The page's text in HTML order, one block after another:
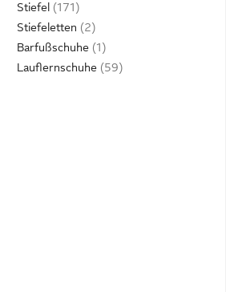
Stiefel
Stiefeletten
Barfußschuhe
Lauflernschuhe